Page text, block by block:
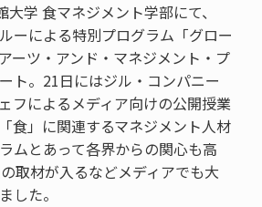
学 食マネジメント学部にて、
ーによる特別プログラム「グロー
ーツ・アンド・マネジメント・プ
ト。21日にはジル・コンパニー
フによるメディア向けの公開授業
食」に関連するマネジメント人材
ムとあって各界からの関心も高
取材が入るなどメディアでも大
した。